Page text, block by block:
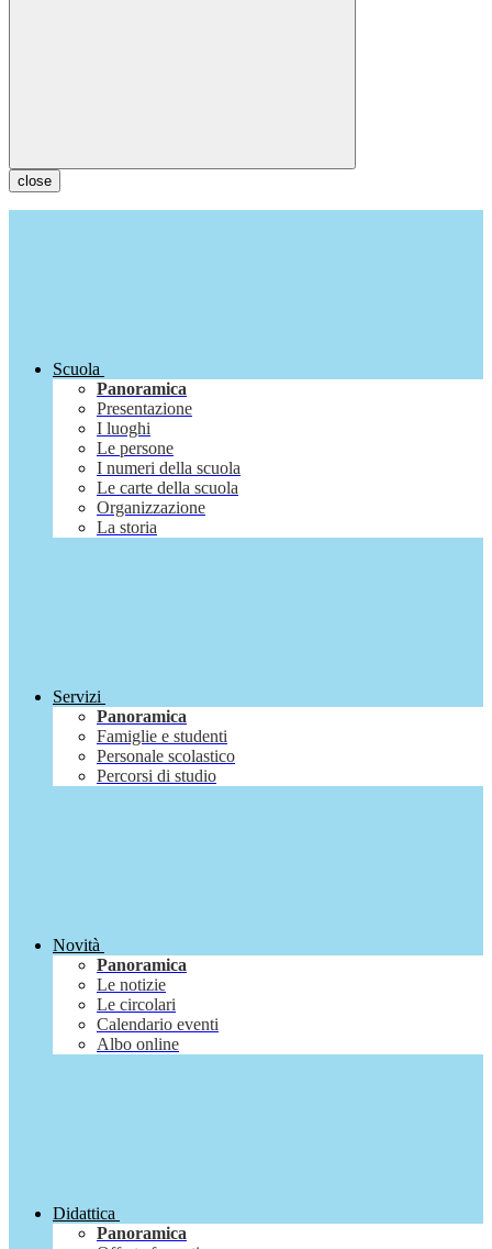
close
Scuola
Panoramica
Presentazione
I luoghi
Le persone
I numeri della scuola
Le carte della scuola
Organizzazione
La storia
Servizi
Panoramica
Famiglie e studenti
Personale scolastico
Percorsi di studio
Novità
Panoramica
Le notizie
Le circolari
Calendario eventi
Albo online
Didattica
Panoramica